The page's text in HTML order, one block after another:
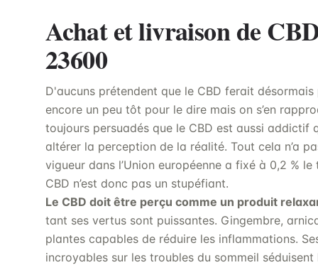
Achat et livraison de
23600
D'aucuns prétendent que le CBD ferait
encore un peu tôt pour le dire mais on s’en
toujours persuadés que le CBD est aussi addictif
altérer la perception de la réalité. Tout cela n’a
vigueur dans l’Union européenne a fixé à 0,2 %
CBD n’est donc pas un stupéfiant.
Le CBD doit être perçu comme un produit
tant ses vertus sont puissantes. Gingembre,
plantes capables de réduire les inflammations.
incroyables sur les troubles du sommeil